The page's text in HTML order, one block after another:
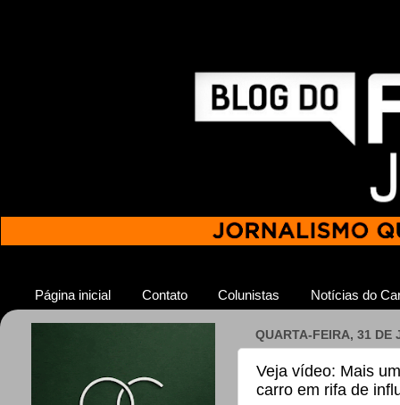
Página inicial Contato Colunistas Notícias do
QUARTA-FEIRA, 31 DE
Veja vídeo: Mais
carro em rifa de